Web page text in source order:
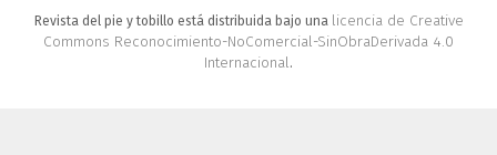
Revista del pie y tobillo está distribuida bajo una licencia de Creative
Commons Reconocimiento-NoComercial-SinObraDerivada 4.0
Internacional.